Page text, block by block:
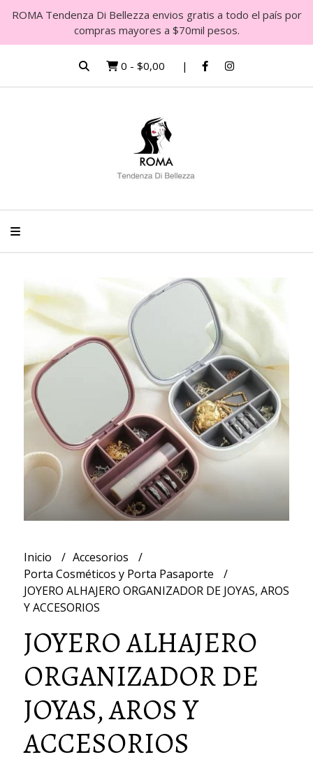
ROMA Tendenza Di Bellezza envios gratis a todo el país por
compras mayores a $70mil pesos.
0 - $0,00
Inicio
Accesorios
Porta Cosméticos y Porta Pasaporte
JOYERO ALHAJERO ORGANIZADOR DE JOYAS, AROS
Y ACCESORIOS
JOYERO ALHAJERO
ORGANIZADOR DE
JOYAS, AROS Y
ACCESORIOS